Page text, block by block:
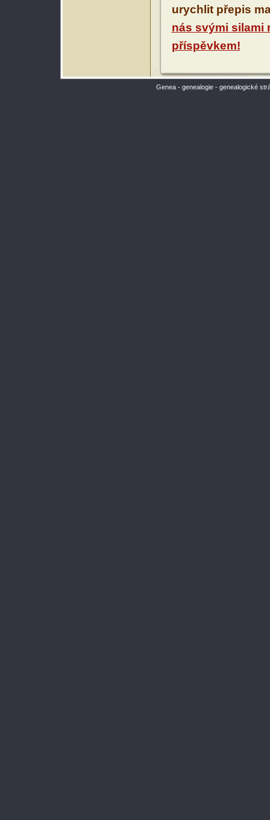
urychlit přepis
nás svými silami
příspěvkem!
Genea - genealogie - genealogické